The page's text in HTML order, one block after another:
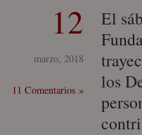
12
marzo, 2018
11 Comentarios »
El
los